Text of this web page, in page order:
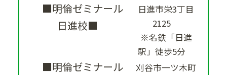
■明倫ゼミナール
日進校■
日進市栄3丁目
2125
※名鉄「日進
駅」徒歩5分
■明倫ゼミナール
刈谷市一ツ木町